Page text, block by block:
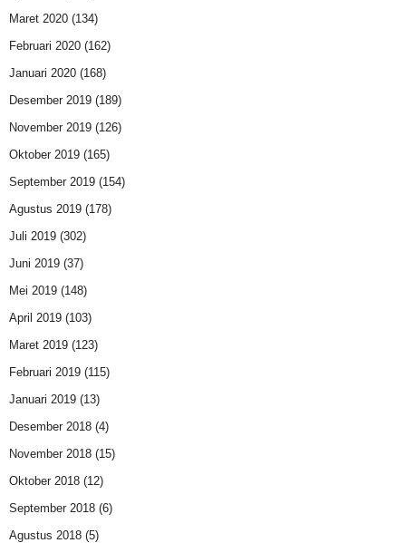
Maret 2020 (134)
Februari 2020 (162)
Januari 2020 (168)
Desember 2019 (189)
November 2019 (126)
Oktober 2019 (165)
September 2019 (154)
Agustus 2019 (178)
Juli 2019 (302)
Juni 2019 (37)
Mei 2019 (148)
April 2019 (103)
Maret 2019 (123)
Februari 2019 (115)
Januari 2019 (13)
Desember 2018 (4)
November 2018 (15)
Oktober 2018 (12)
September 2018 (6)
Agustus 2018 (5)